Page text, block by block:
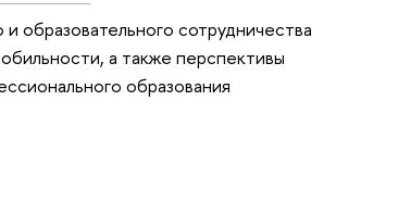
образовательного сотрудничества
а также перспективы
образования